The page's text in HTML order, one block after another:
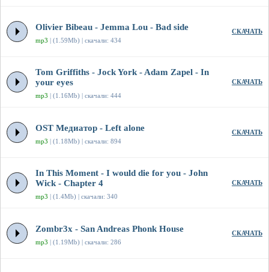
Olivier Bibeau - Jemma Lou - Bad side
mp3 | (1.59Mb) | скачали: 434
СКАЧАТЬ
Tom Griffiths - Jock York - Adam Zapel - In
your eyes
mp3 | (1.16Mb) | скачали: 444
СКАЧАТЬ
OST Медиатор - Left alone
mp3 | (1.18Mb) | скачали: 894
СКАЧАТЬ
In This Moment - I would die for you - John
Wick - Chapter 4
mp3 | (1.4Mb) | скачали: 340
СКАЧАТЬ
Zombr3x - San Andreas Phonk House
mp3 | (1.19Mb) | скачали: 286
СКАЧАТЬ